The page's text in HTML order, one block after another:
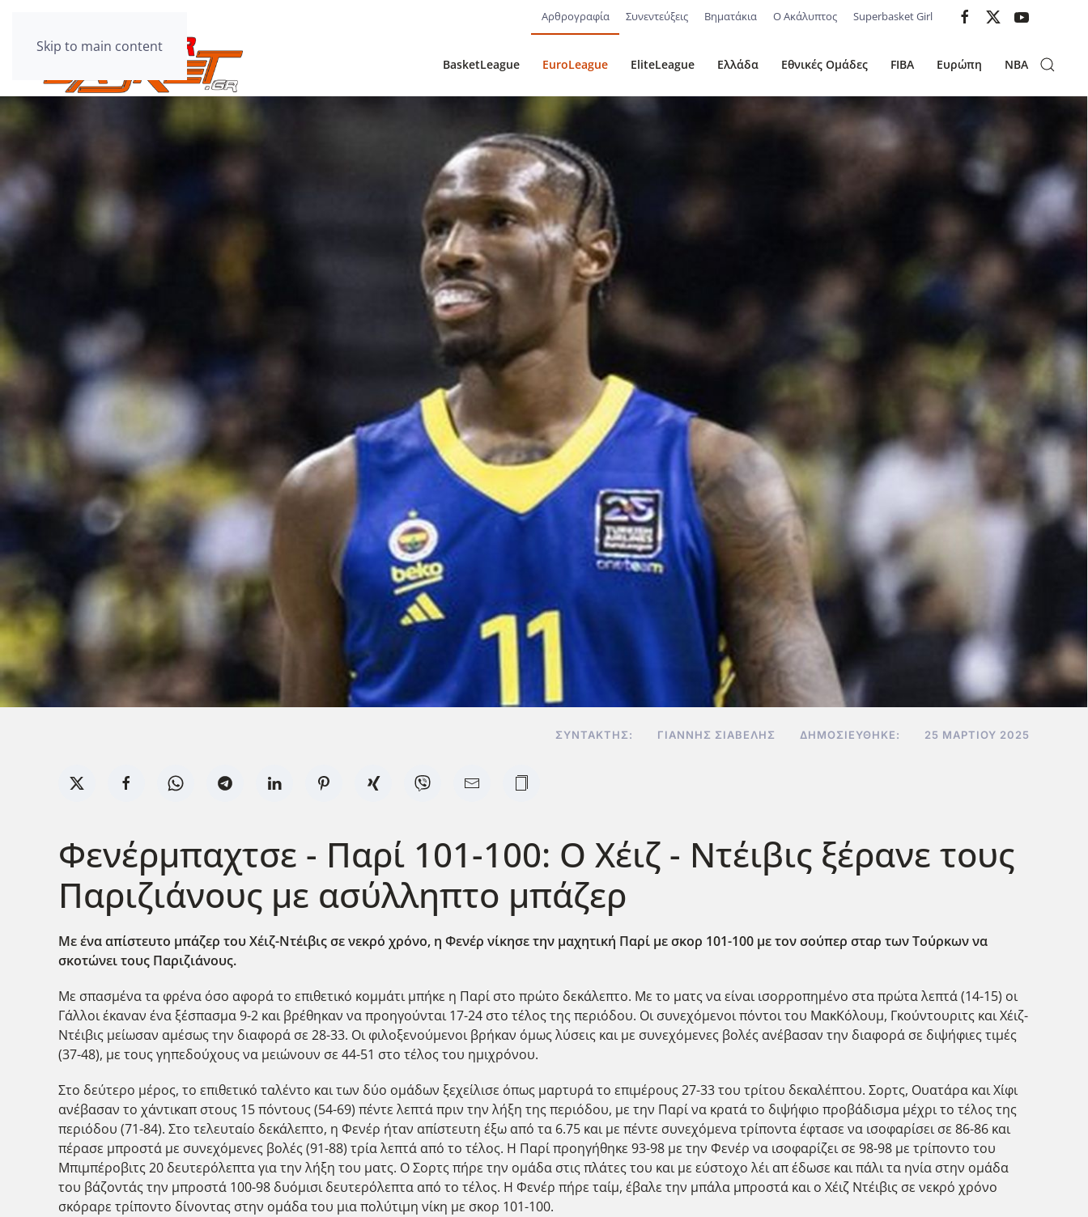
Skip to main content
Αρθρογραφία Συνεντεύξεις Βηματάκια Ο Ακάλυπτος Superbasket Girl
BasketLeague EuroLeague EliteLeague Ελλάδα Εθνικές Ομάδες FIBA Ευρώπη NBA
ΣΥΝΤΆΚΤΗΣ: ΓΙΆΝΝΗΣ ΣΙΑΒΕΛΉΣ ΔΗΜΟΣΙΕΎΘΗΚΕ: 25 ΜΑΡΤΊΟΥ 2025
Φενέρμπαχτσε - Παρί 101-100: Ο Χέιζ - Ντέιβις ξέρανε τους
Παριζιάνους με ασύλληπτο μπάζερ
Με ένα απίστευτο μπάζερ του Χέιζ-Ντέιβις σε νεκρό χρόνο, η Φενέρ νίκησε την μαχητική Παρί με σκορ 101-100 με τον σούπερ σταρ των Τούρκων να
σκοτώνει τους Παριζιάνους.
Με σπασμένα τα φρένα όσο αφορά το επιθετικό κομμάτι μπήκε η Παρί στο πρώτο δεκάλεπτο. Με το ματς να είναι ισορροπημένο στα πρώτα λεπτά (14-15) οι
Γάλλοι έκαναν ένα ξέσπασμα 9-2 και βρέθηκαν να προηγούνται 17-24 στο τέλος της περιόδου. Οι συνεχόμενοι πόντοι του ΜακΚόλουμ, Γκούντουριτς και Χέιζ-
Ντέιβις μείωσαν αμέσως την διαφορά σε 28-33. Οι φιλοξενούμενοι βρήκαν όμως λύσεις και με συνεχόμενες βολές ανέβασαν την διαφορά σε διψήφιες τιμές
(37-48), με τους γηπεδούχους να μειώνουν σε 44-51 στο τέλος του ημιχρόνου.
Στο δεύτερο μέρος, το επιθετικό ταλέντο και των δύο ομάδων ξεχείλισε όπως μαρτυρά το επιμέρους 27-33 του τρίτου δεκαλέπτου. Σορτς, Ουατάρα και Χίφι
ανέβασαν το χάντικαπ στους 15 πόντους (54-69) πέντε λεπτά πριν την λήξη της περιόδου, με την Παρί να κρατά το διψήφιο προβάδισμα μέχρι το τέλος της
περιόδου (71-84). Στο τελευταίο δεκάλεπτο, η Φενέρ ήταν απίστευτη έξω από τα 6.75 και με πέντε συνεχόμενα τρίποντα έφτασε να ισοφαρίσει σε 86-86 και
πέρασε μπροστά με συνεχόμενες βολές (91-88) τρία λεπτά από το τέλος. Η Παρί προηγήθηκε 93-98 με την Φενέρ να ισοφαρίζει σε 98-98 με τρίποντο του
Μπιμπέροβιτς 20 δευτερόλεπτα για την λήξη του ματς. Ο Σορτς πήρε την ομάδα στις πλάτες του και με εύστοχο λέι απ έδωσε και πάλι τα ηνία στην ομάδα
του βάζοντάς την μπροστά 100-98 δυόμισι δευτερόλεπτα από το τέλος. Η Φενέρ πήρε ταίμ, έβαλε την μπάλα μπροστά και ο Χέιζ Ντέιβις σε νεκρό χρόνο
σκόραρε τρίποντο δίνοντας στην ομάδα του μια πολύτιμη νίκη με σκορ 101-100.